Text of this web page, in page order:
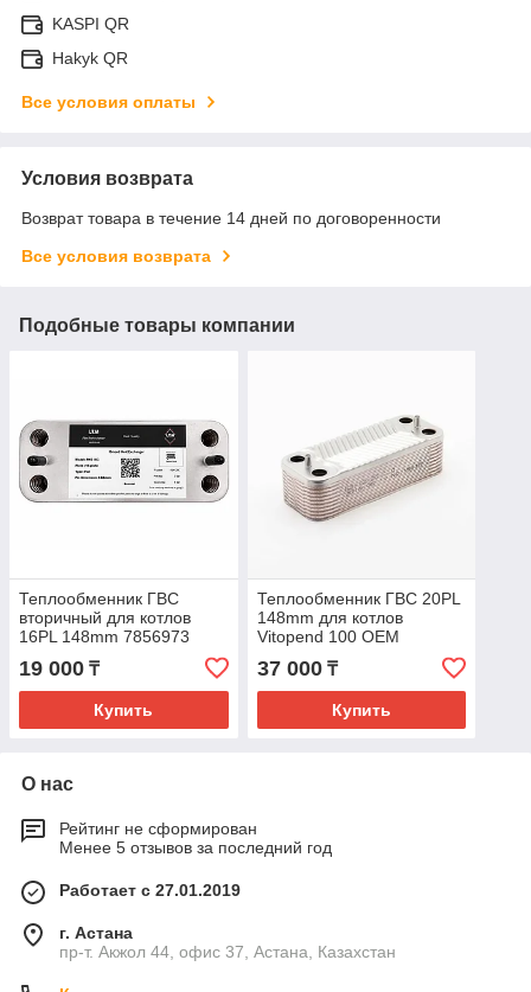
KASPI QR
Hakyk QR
Все условия оплаты
Условия возврата
Возврат товара в течение 14 дней по договоренности
Все условия возврата
Подобные товары компании
Теплообменник ГВС
вторичный для котлов
16PL 148mm 7856973
19 000 ₸
Купить
Теплообменник ГВС 20PL
148mm для котлов
Vitopend 100 OEM
37 000₸
Купить
О нас
Рейтинг не сформирован
Менее 5 отзывов за последний год
Работает с 27.01.2019
г. Астана
пр-т. Акжол 44, офис 37, Астана, Казахстан